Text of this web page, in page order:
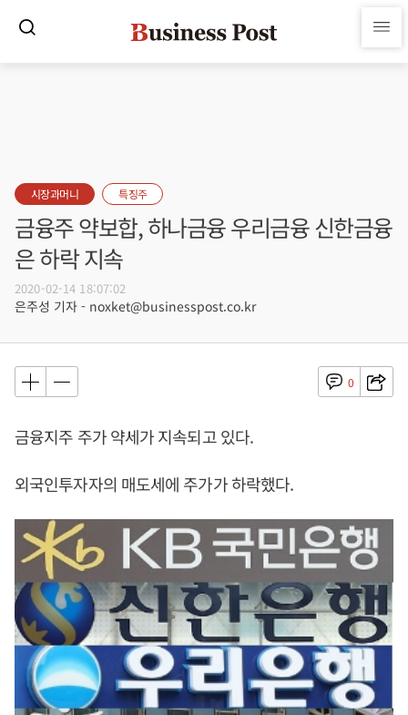
시장과머니 특징주
금융주 약보합, 하나금융 우리금융 신한금융
은 하락 지속
2020-02-14 18:07:02
은주성 기자 - noxket@businesspost.co.kr
0
금융지주 주가 약세가 지속되고 있다.
외국인투자자의 매도세에 주가가 하락했다.